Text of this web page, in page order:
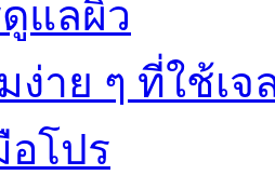
แลผิว
ง่าย ๆ ที่ใช้เ
อโปร